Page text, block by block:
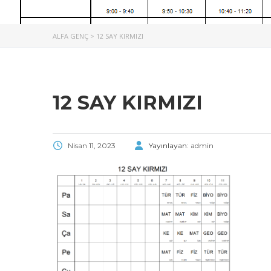
ALFA GENÇ > 12 SAY KIRMIZI
12 SAY KIRMIZI
Nisan 11, 2023 Yayınlayan: admin